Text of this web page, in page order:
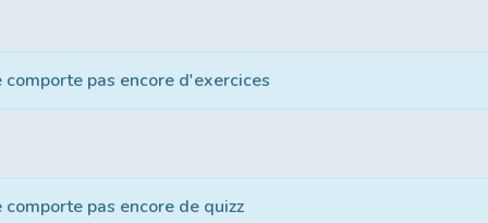
pas encore d'exercices
pas encore de quizz